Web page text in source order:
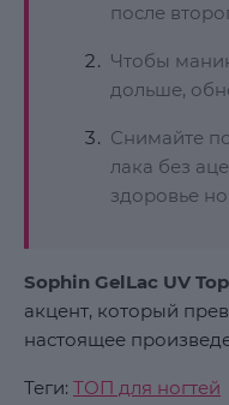
после
Чтобы
дольше,
Снимайте
лака без
здоровье
Sophin GelLac UV
акцент, который
настоящее
Теги: ТОП для ногтей